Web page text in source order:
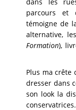
parcours et
témoigne de
alternative,
Formation),
"Plus ma
dresser dans
son look la